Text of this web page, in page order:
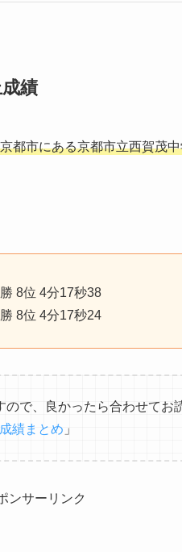
績
都市にある京都市立西賀茂
8位 4分17秒38
8位 4分17秒24
で、良かったら合わせてお
績まとめ 」
ンサーリンク